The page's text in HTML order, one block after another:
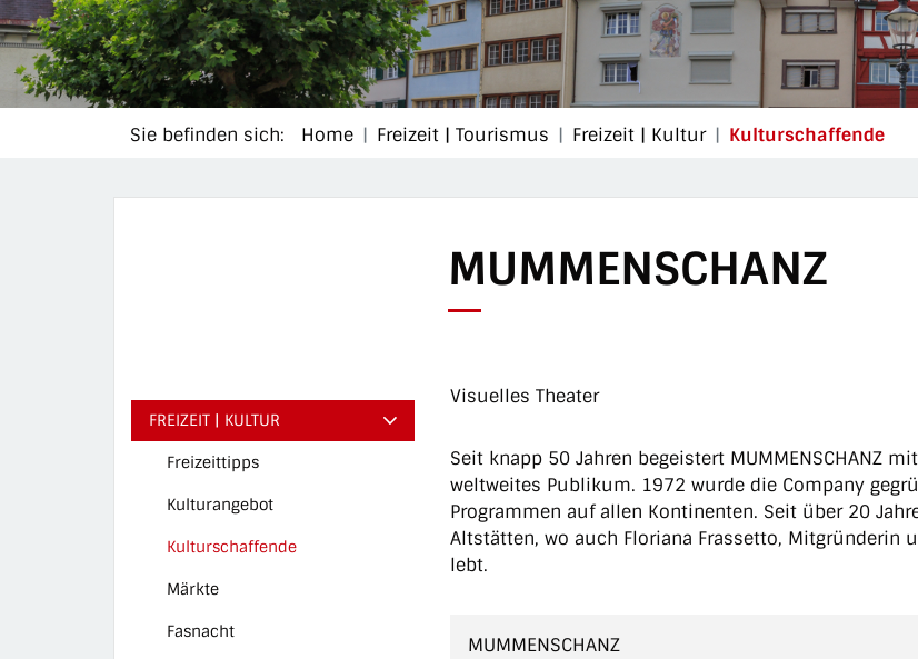
Sie befinden sich: Home Freizeit | Tourismus Freizeit | Kultur Kulturschaffende
MUMMENSCHANZ
FREIZEIT | KULTUR
Freizeittipps
Kulturangebot
Kulturschaffende
(ausgewählt)
Märkte
Fasnacht
Visuelles Theater
Seit knapp 50 Jahren begeistert MUMMENSCHANZ
weltweites Publikum. 1972 wurde die Company
Programmen auf allen Kontinenten. Seit über 20
Altstätten, wo auch Floriana Frassetto, Mitgründerin
lebt.
MUMMENSCHANZ